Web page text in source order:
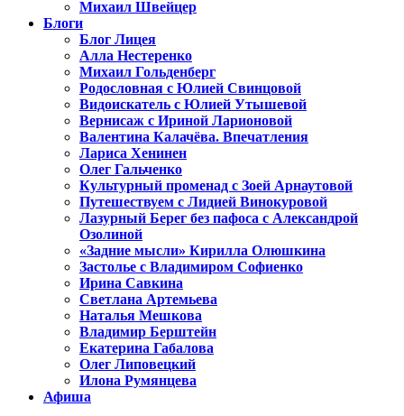
Михаил Швейцер
Блоги
Блог Лицея
Алла Нестеренко
Михаил Гольденберг
Родословная с Юлией Свинцовой
Видоискатель с Юлией Утышевой
Вернисаж с Ириной Ларионовой
Валентина Калачёва. Впечатления
Лариса Хенинен
Олег Гальченко
Культурный променад с Зоей Арнаутовой
Путешествуем с Лидией Винокуровой
Лазурный Берег без пафоса с Александрой
Озолиной
«Задние мысли» Кирилла Олюшкина
Застолье с Владимиром Софиенко
Ирина Савкина
Светлана Артемьева
Наталья Мешкова
Владимир Берштейн
Екатерина Габалова
Олег Липовецкий
Илона Румянцева
Афиша